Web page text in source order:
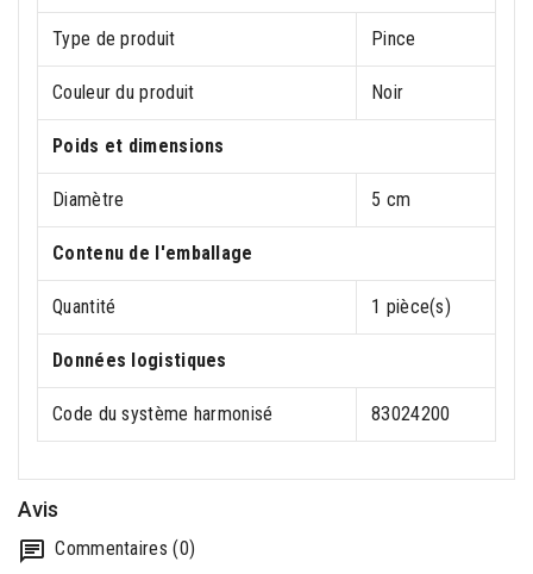
Type de produit Pince
Couleur du produit Noir
Poids et dimensions
Diamètre 5 cm
Contenu de l'emballage
Quantité 1 pièce(s)
Données logistiques
Code du système harmonisé 83024200
Avis
Commentaires (0)